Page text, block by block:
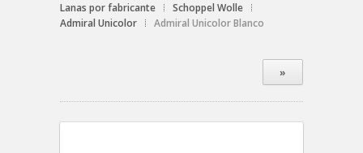
Lanas por fabricante
Schoppel Wolle
Admiral Unicolor
Admiral Unicolor Blanco
»